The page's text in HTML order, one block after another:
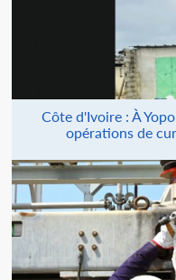
Côte d'Ivoire : À
opérations de